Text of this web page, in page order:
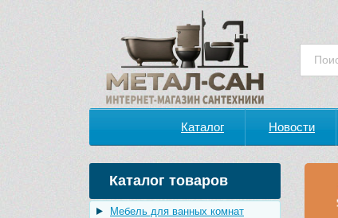
Каталог Новости
Каталог товаров
Мебель для ванных комнат